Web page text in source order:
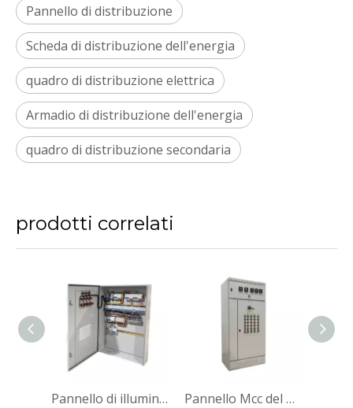
Pannello di distribuzione
Scheda di distribuzione dell'energia
quadro di distribuzione elettrica
Armadio di distribuzione dell'energia
quadro di distribuzione secondaria
prodotti correlati
Pannello di illuminazione Scheda di distribuzione a bassa tensione Pannello Mcc del Centro Controllo Motori